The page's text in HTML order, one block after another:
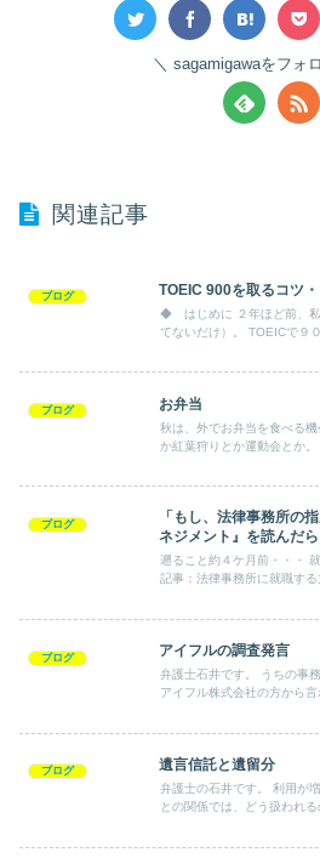
sagamigawaをフォ
関連記事
ブログ TOEIC 900を取るコツ
◆ はじめに ２年ほど前、私
てないだけ）。 TOEICで９０
ブログ お弁当
秋は、外でお弁当を食べる機会が
か紅葉狩りとか運動会とか。
ブログ
「もし、法律事務所の
ネジメント』を読んだら
遡ること約４ケ月前・・・ 就職面接から始まったのでした。 参考
記事：法律事務所に就職す
ブログ アイフルの調査発言
弁護士石井です。 うちの事務所の弁護士が、過払い金の裁判で、
アイフル株式会社の方から
ブログ 遺言信託と遺留分
弁護士の石井です。 利用が増えると見込まれる遺言信託。 遺留分
との関係では、どう扱われ